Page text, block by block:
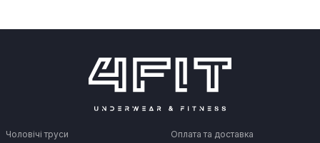
Чоловічі труси Оплата та доставка